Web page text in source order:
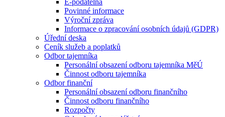
E-podatelna
Povinné informace
Výroční zpráva
Informace o zpracování osobních údajů (GDPR)
Úřední deska
Ceník služeb a poplatků
Odbor tajemníka
Personální obsazení odboru tajemníka MěÚ
Činnost odboru tajemníka
Odbor finanční
Personální obsazení odboru finančního
Činnost odboru finančního
Rozpočty